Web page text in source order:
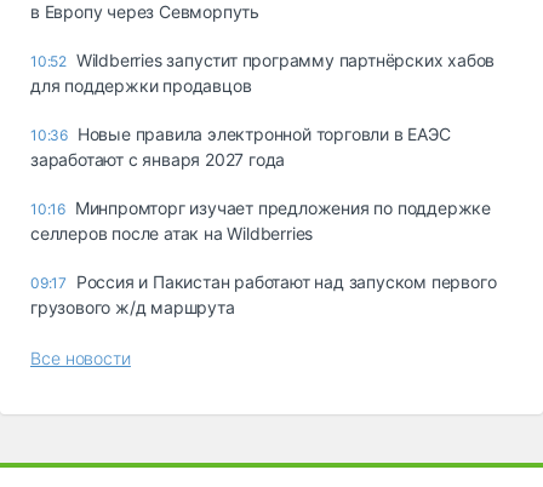
в Европу через Севморпуть
10:52 Wildberries запустит программу партнёрских хабов
для поддержки продавцов
10:36 Новые правила электронной торговли в ЕАЭС
заработают с января 2027 года
10:16 Минпромторг изучает предложения по поддержке
селлеров после атак на Wildberries
09:17
Россия и Пакистан работают над запуском первого
грузового ж/д маршрута
Все новости